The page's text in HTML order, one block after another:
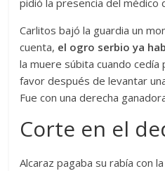
pidió la presencia del médico
Carlitos bajó la guardia un
cuenta, el ogro serbio ya
la muere súbita cuando
favor después de levantar
Fue con una derecha
Corte en el
Alcaraz pagaba su rabía con